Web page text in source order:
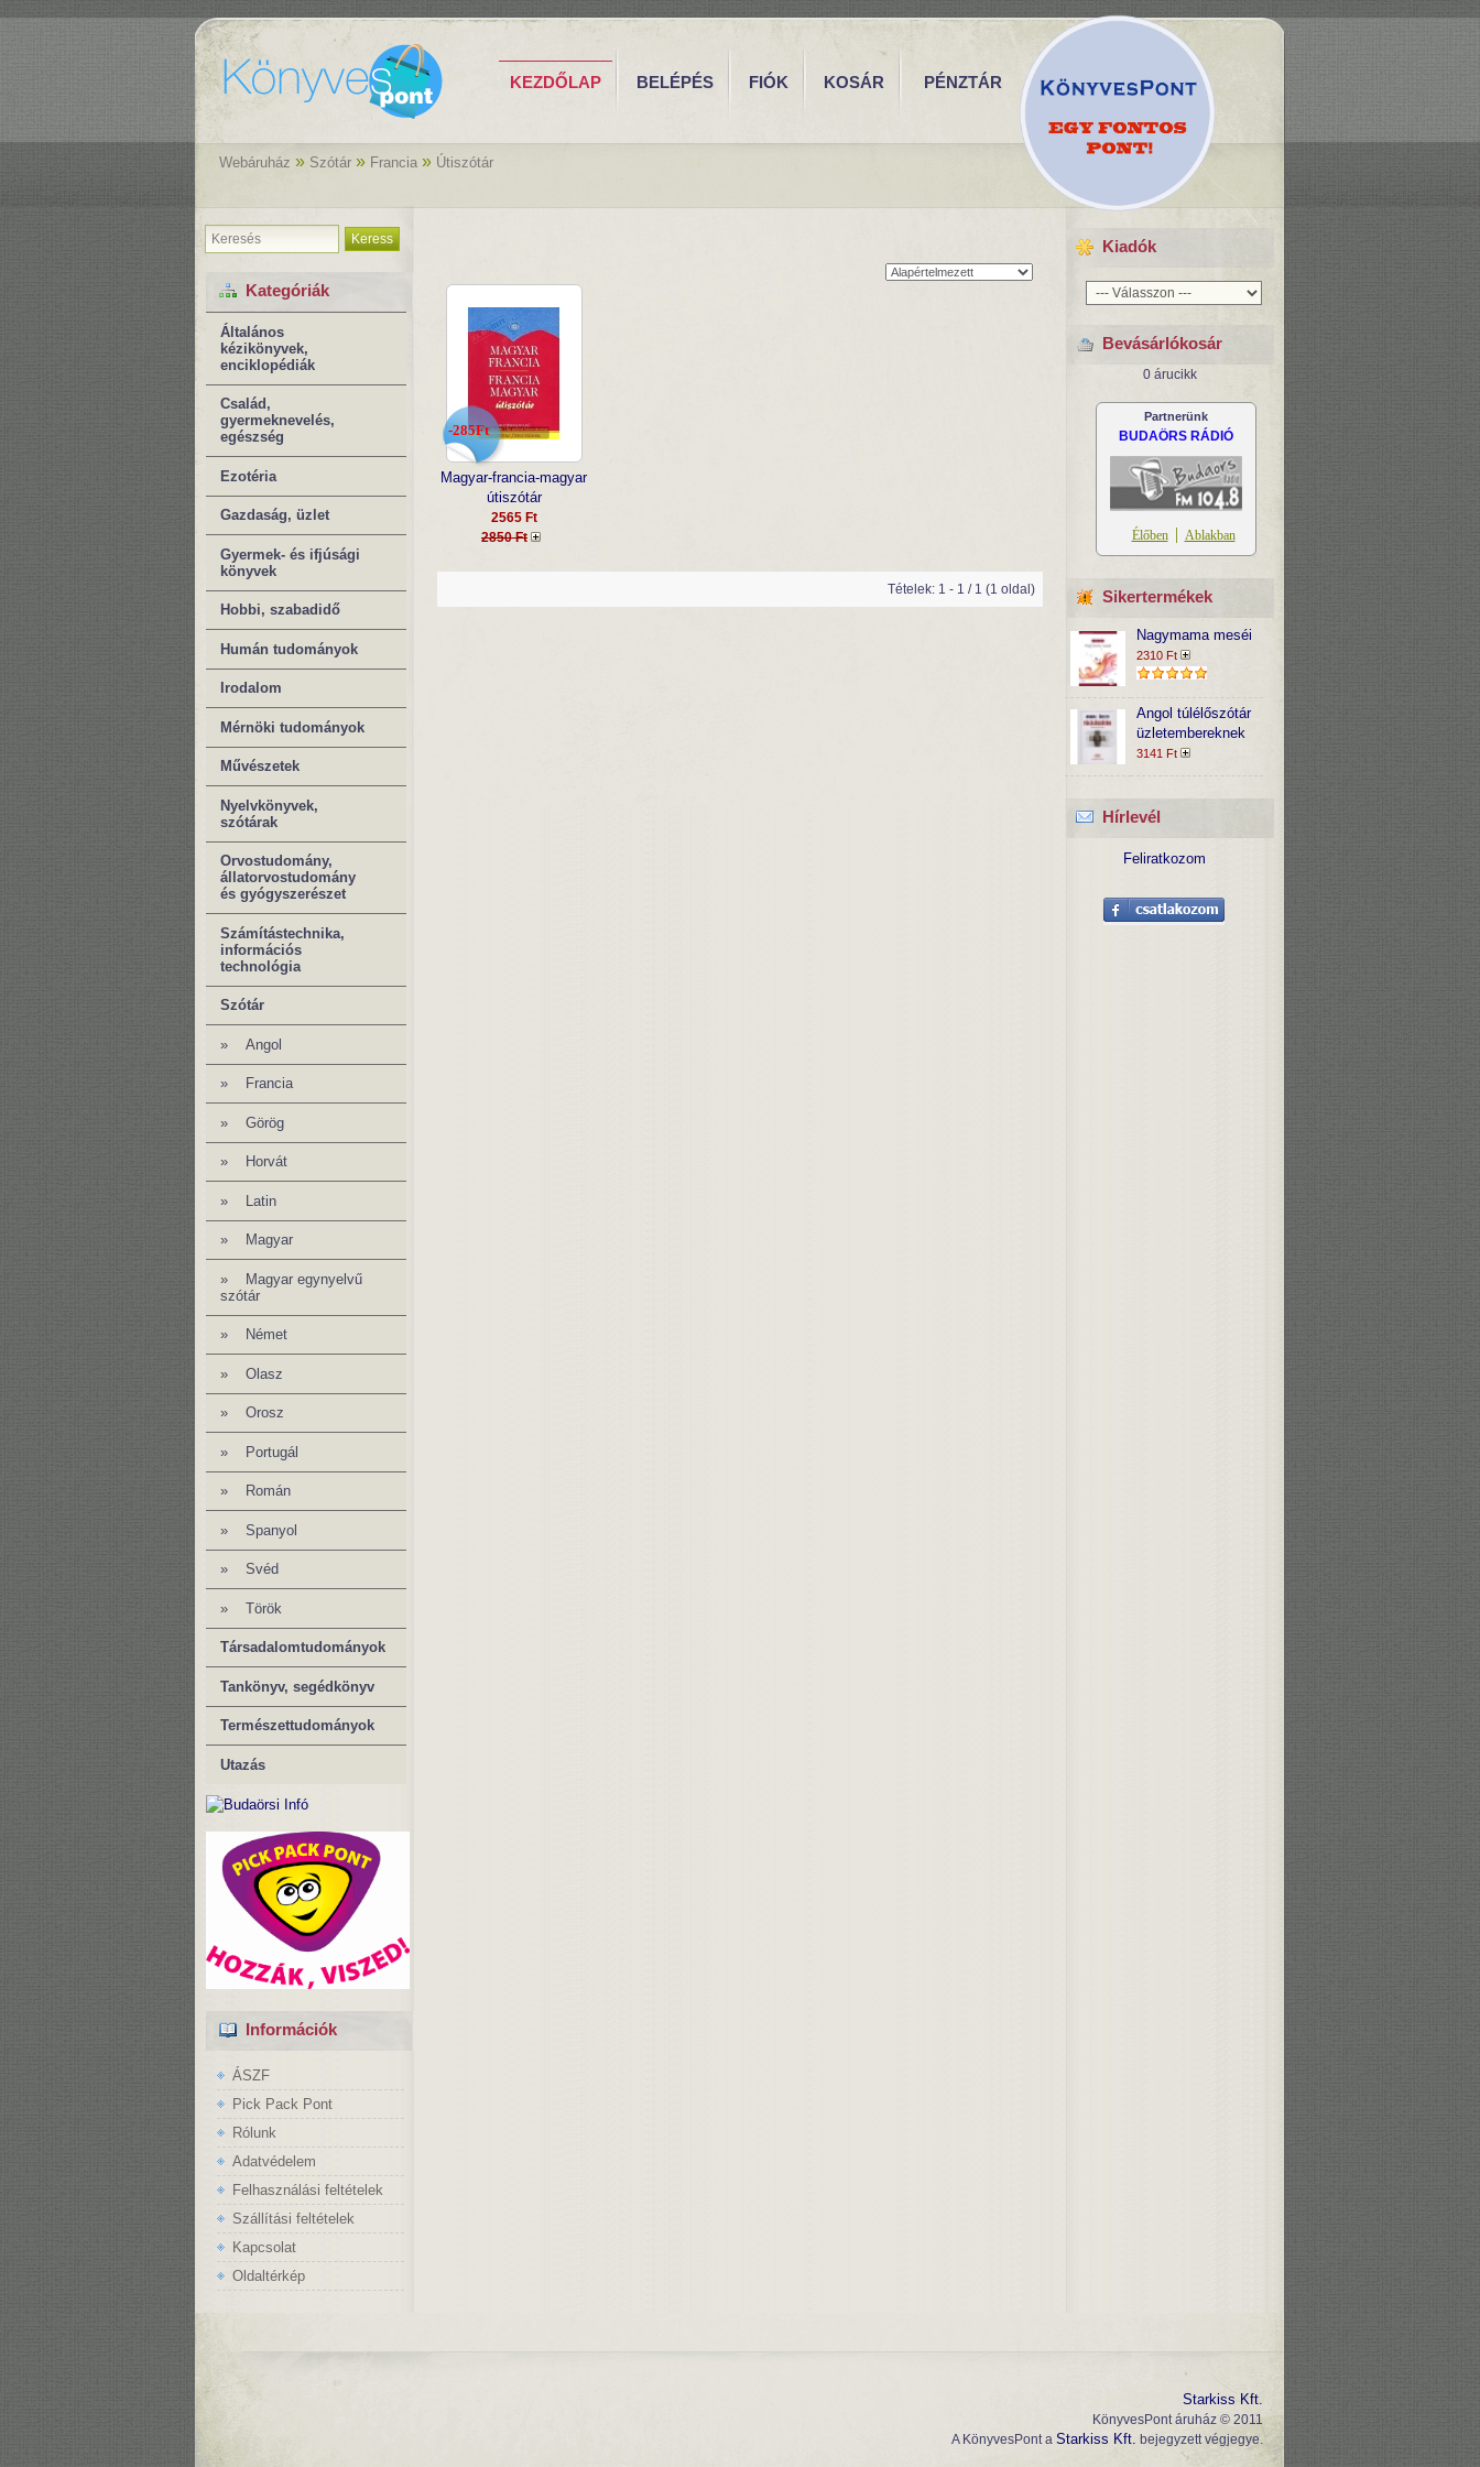
KEZDŐLAP BELÉPÉS FIÓK KOSÁR PÉNZTÁR
Webáruház » Szótár » Francia » Útiszótár
Keress
Kategóriák
Általános
kézikönyvek,
enciklopédiák
Család,
gyermeknevelés,
egészség
Ezotéria
Gazdaság, üzlet
Gyermek- és ifjúsági
könyvek
Hobbi, szabadidő
Humán tudományok
Irodalom
Mérnöki tudományok
Művészetek
Nyelvkönyvek,
szótárak
Orvostudomány,
állatorvostudomány
és gyógyszerészet
Számítástechnika,
információs
technológia
Szótár
» Angol
» Francia
» Görög
» Horvát
» Latin
» Magyar
»
Magyar egynyelvű
szótár
» Német
» Olasz
» Orosz
» Portugál
» Román
» Spanyol
» Svéd
» Török
Társadalomtudományok
Tankönyv, segédkönyv
Természettudományok
Utazás
Információk
ÁSZF
Pick Pack Pont
Rólunk
Adatvédelem
Felhasználási feltételek
Szállítási feltételek
Kapcsolat
Oldaltérkép
Kiadók
Bevásárlókosár
0 árucikk
Partnerünk
BUDAÖRS RÁDIÓ
Sikertermékek
Nagymama meséi
2310 Ft
Angol túlélőszótár
üzletembereknek
3141 Ft
Hírlevél
Feliratkozom
Rendezés:
-285Ft
Magyar-francia-magyar
útiszótár
2565 Ft
2850 Ft
Tételek: 1 - 1 / 1 (1 oldal)
Starkiss Kft.
KönyvesPont áruház © 2011
A KönyvesPont a Starkiss Kft. bejegyzett végjegye.